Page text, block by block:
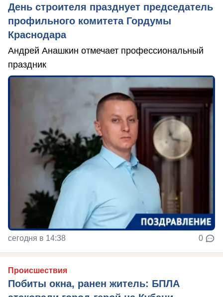
День строителя празднует председатель
профильного комитета Гордумы
Краснодара
Андрей Анашкин отмечает профессиональный
праздник
сегодня в 14:38 0
Происшествия
Побиты окна, ранен житель: БПЛА